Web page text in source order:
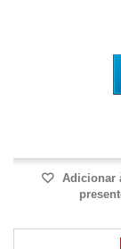
Adicionar